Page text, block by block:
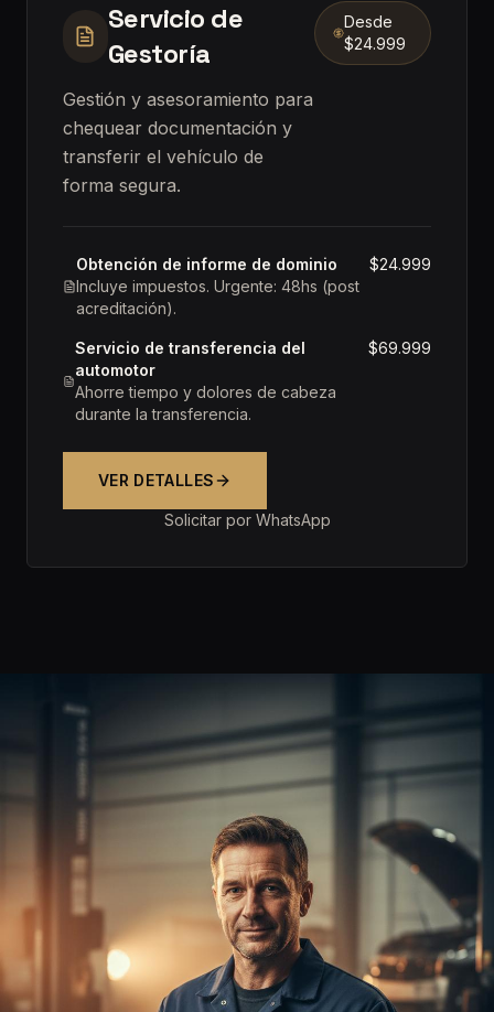
Servicio de
Gestoría
Gestión y asesoramiento para
chequear documentación y
transferir el vehículo de
forma segura.
Desde
$24.999
Obtención de informe de dominio
Incluye impuestos. Urgente: 48hs (post
acreditación).
$24.999
Servicio de transferencia del
automotor
Ahorre tiempo y dolores de cabeza
durante la transferencia.
$69.999
VER DETALLES
Solicitar por WhatsApp